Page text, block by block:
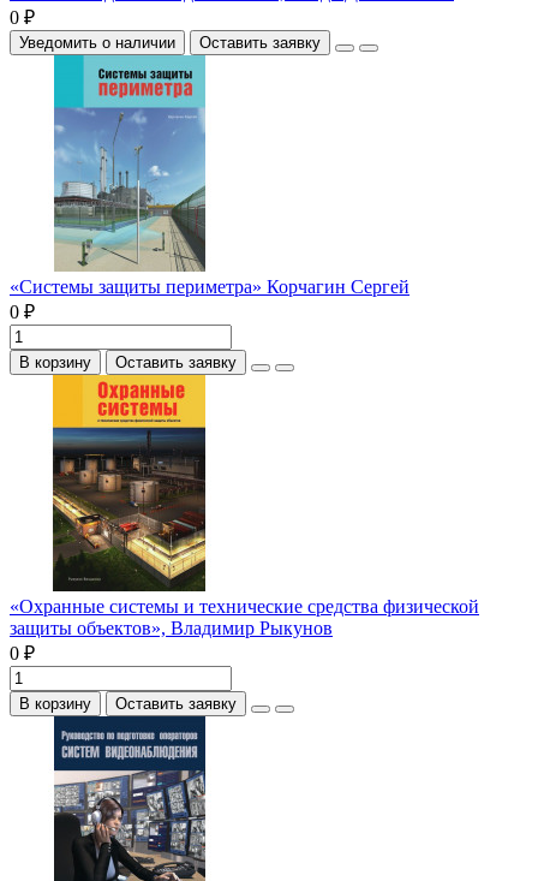
0 ₽
Уведомить о наличии Оставить заявку
«Системы защиты периметра» Корчагин Сергей
0 ₽
В корзину Оставить заявку
«Охранные системы и технические средства физической
защиты объектов», Владимир Рыкунов
0 ₽
В корзину Оставить заявку